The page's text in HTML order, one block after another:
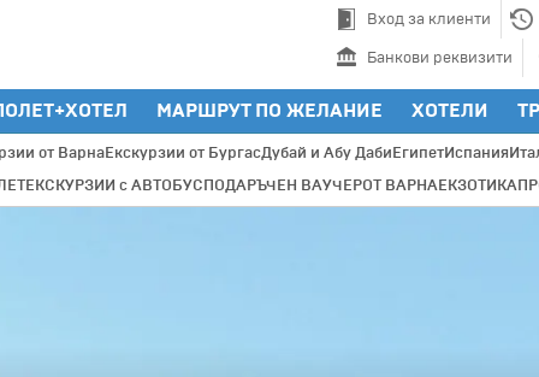
Вход за клиенти
Банкови реквизити
МАРШРУТ ПО ЖЕЛАНИЕ ХОТЕЛИ
от ВарнаЕкскурзии от БургасДубай и Абу ДабиЕгипетИспания
ЕКСКУРЗИИ с АВТОБУСПОДАРЪЧЕН ВАУЧЕРОТ ВАРНАЕКЗОТИКА